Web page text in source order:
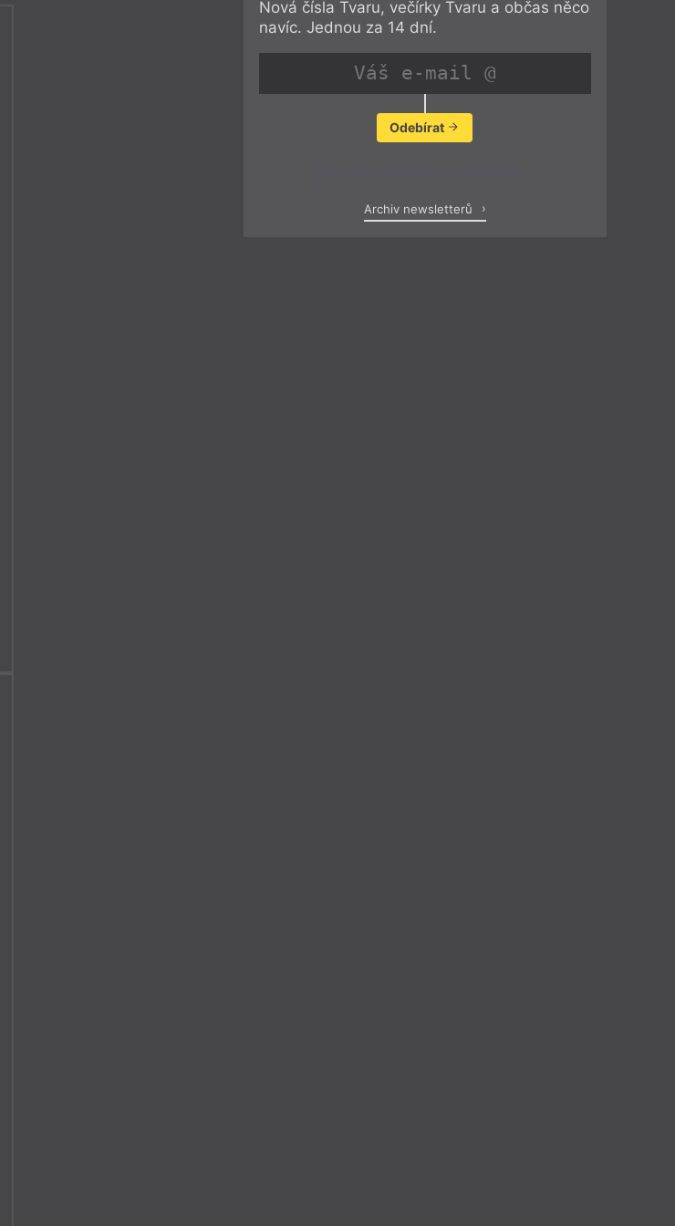
Nová čísla Tvaru, večírky Tvaru a občas něco
navíc. Jednou za 14 dní.
Odebírat
Archiv newsletterů